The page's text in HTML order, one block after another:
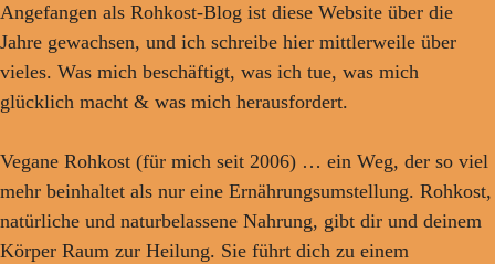
Angefangen als Rohkost-Blog ist diese Website über die
Jahre gewachsen, und ich schreibe hier mittlerweile über
vieles. Was mich beschäftigt, was ich tue, was mich
glücklich macht & was mich herausfordert.
Vegane Rohkost (für mich seit 2006) … ein Weg, der so viel
mehr beinhaltet als nur eine Ernährungsumstellung. Rohkost,
natürliche und naturbelassene Nahrung, gibt dir und deinem
Körper Raum zur Heilung. Sie führt dich zu einem